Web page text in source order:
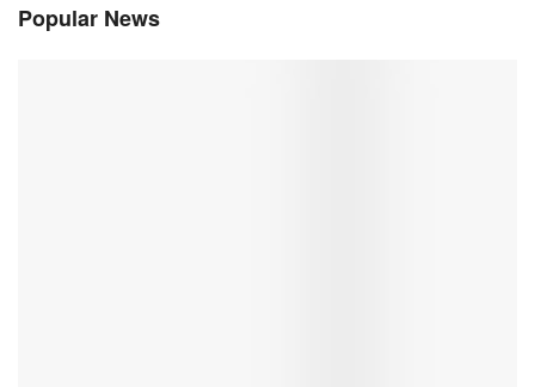
Popular News